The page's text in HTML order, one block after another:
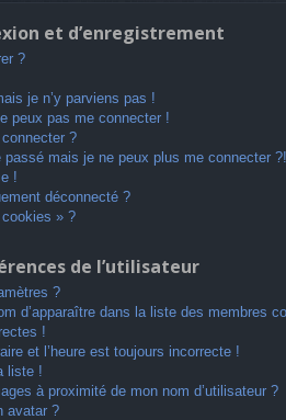
et d’enregistrement
?
je n’y parviens pas !
peux pas me connecter !
?
mais je ne peux plus me connecter ?!
!
déconnecté ?
» ?
de l’utilisateur
?
d’apparaître dans la liste des membres
!
et l’heure est toujours incorrecte !
liste !
à proximité de mon nom d’utilisateur ?
avatar ?